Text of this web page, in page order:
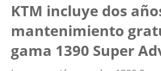
KTM incluye dos
mantenimiento
gama 1390 Super